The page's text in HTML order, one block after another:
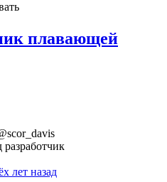
плавающей
лет назад